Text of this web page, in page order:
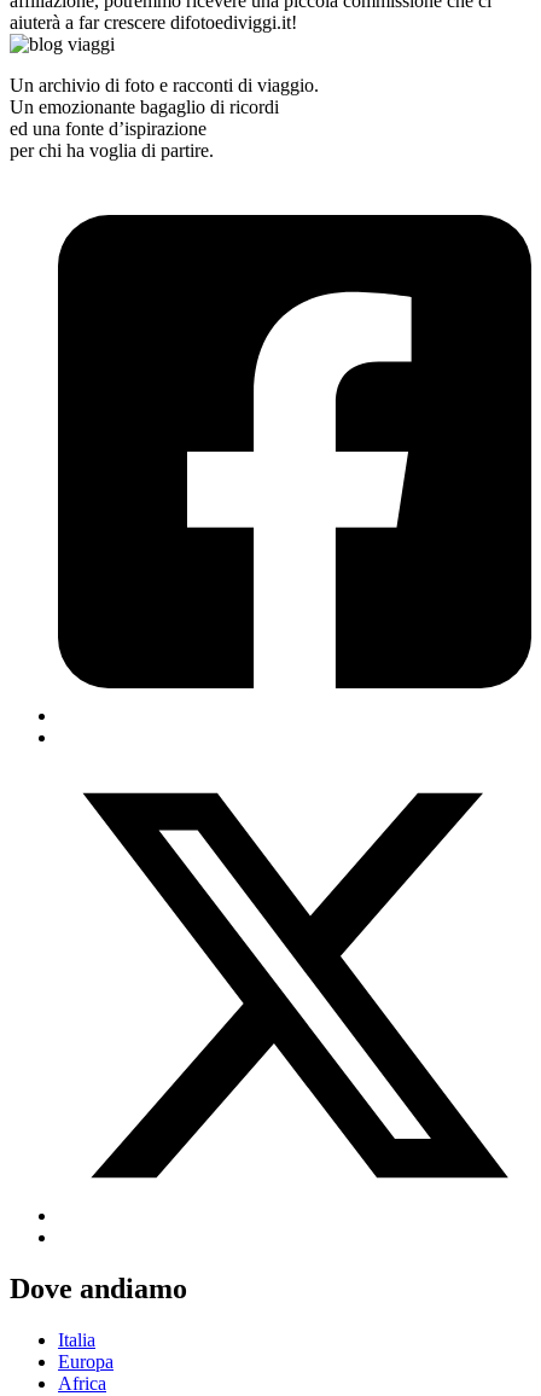
aiuterà a far crescere difotoediviggi.it!
Un archivio di foto e racconti di viaggio.
Un emozionante bagaglio di ricordi
ed una fonte d’ispirazione
per chi ha voglia di partire.
Dove andiamo
Italia
Europa
Africa